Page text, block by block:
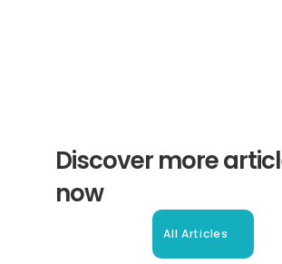
Discover more
now
All Articles